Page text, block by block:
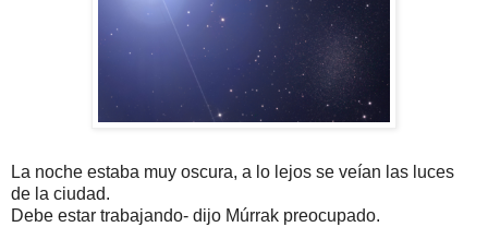
La noche estaba muy oscura, a lo lejos se veían las luces
de la ciudad.
Debe estar trabajando- dijo Múrrak preocupado.